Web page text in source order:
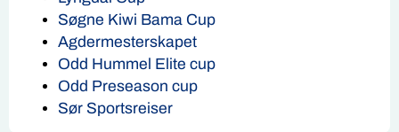
Søgne Kiwi Bama Cup
Agdermesterskapet
Odd Hummel Elite cup
Odd Preseason cup
Sør Sportsreiser